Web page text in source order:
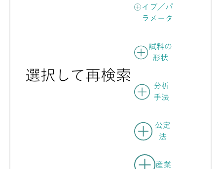
選択して再検索
イプ／パ
ラメータ
試料の
形状
分析
手法
公定
法
産業